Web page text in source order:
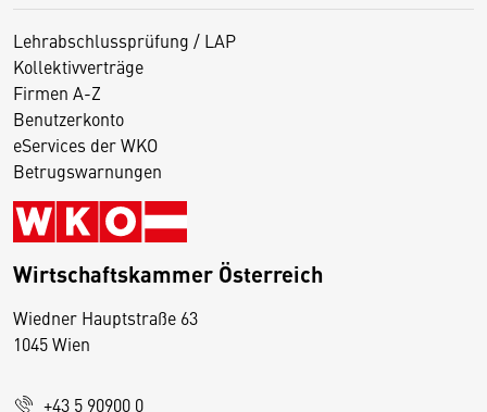
Lehrabschlussprüfung / LAP
Kollektivverträge
Firmen A-Z
Benutzerkonto
eServices der WKO
Betrugswarnungen
Wirtschaftskammer Österreich
Wiedner Hauptstraße 63
1045 Wien
+43 5 90900 0
D